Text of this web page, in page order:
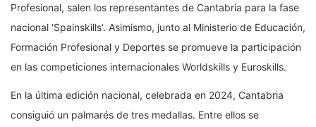
Profesional, salen los representantes de Cantabria para la fase
nacional ‘Spainskills’. Asimismo, junto al Ministerio de Educación,
Formación Profesional y Deportes se promueve la participación
en las competiciones internacionales Worldskills y Euroskills.
En la última edición nacional, celebrada en 2024, Cantabria
consiguió un palmarés de tres medallas. Entre ellos se